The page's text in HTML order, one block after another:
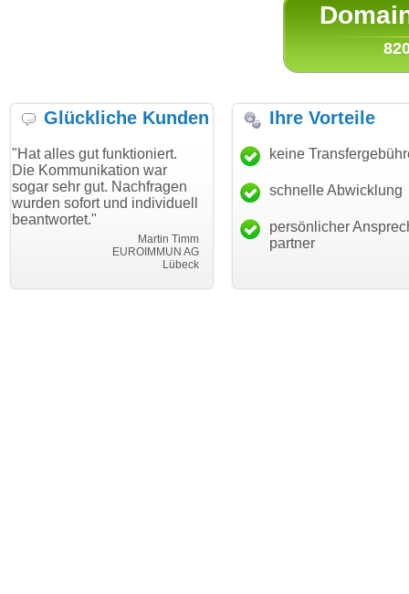
Glückliche Kunden
funktioniert.
war
Nachfragen
und individuell
EUROIMMUN AG
"Danke für den schnellen
Transfer und guten Service!"
Thomas Schäfer
i can eckert communication GmbH
"Ich bin
haben.
mein
Ihre Vorteile
keine
schnelle Abwicklung
persönlicher
partner